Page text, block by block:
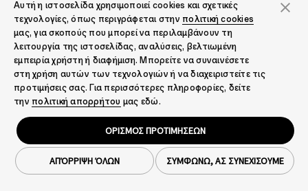
Αυτή η ιστοσελίδα χρησιμοποιεί cookies και σχετικές
τεχνολογίες, όπως περιγράφεται στην πολιτική cookies
μας, για σκοπούς που μπορεί να περιλαμβάνουν τη
λειτουργία της ιστοσελίδας, αναλύσεις, βελτιωμένη
εμπειρία χρήστη ή διαφήμιση. Μπορείτε να συναινέσετε
στη χρήση αυτών των τεχνολογιών ή να διαχειριστείτε τις
προτιμήσεις σας. Για περισσότερες πληροφορίες, δείτε
την πολιτική απορρήτου μας εδώ.
ΟΡΙΣΜΟΣ ΠΡΟΤΙΜΗΣΕΩΝ
ΣΥΜΦΩΝΩ, ΑΣ ΣΥΝΕΧΙΣΟΥΜΕ
ΑΠΌΡΡΙΨΗ ΌΛΩΝ